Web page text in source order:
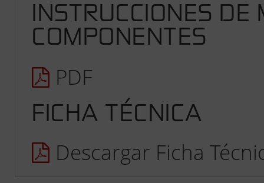
INSTRUCCIONES DE
COMPONENTES
PDF
FICHA TÉCNICA
Descargar Ficha